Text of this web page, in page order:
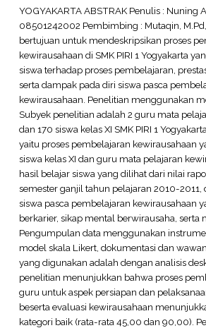
YOGYAKARTA ABSTRAK Penulis : Nuning
08501242002 Pembimbing : Mutaqin,
bertujuan untuk mendeskripsikan proses
kewirausahaan di SMK PIRI 1 Yogyakarta
siswa terhadap proses pembelajaran,
serta dampak pada diri siswa pasca
kewirausahaan. Penelitian menggunakan
Subyek penelitian adalah 2 guru mata
dan 170 siswa kelas XI SMK PIRI 1
yaitu proses pembelajaran kewirausahaan
siswa kelas XI dan guru mata pelajaran
hasil belajar siswa yang dilihat dari nilai
semester ganjil tahun pelajaran 2010-2011,
siswa pasca pembelajaran kewirausahaan
berkarier, sikap mental berwirausaha, serta
Pengumpulan data menggunakan
model skala Likert, dokumentasi dan
yang digunakan adalah dengan analisis
penelitian menunjukkan bahwa proses
guru untuk aspek persiapan dan
beserta evaluasi kewirausahaan
kategori baik (rata-rata 45,00 dan 90,00).